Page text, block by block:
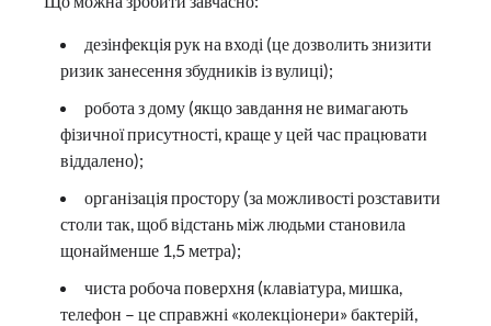
дезінфекція рук на вході (це дозволить знизити
ризик занесення збудників із вулиці);
робота з дому (якщо завдання не вимагають
фізичної присутності, краще у цей час працювати
віддалено);
організація простору (за можливості розставити
столи так, щоб відстань між людьми становила
щонайменше 1,5 метра);
чиста робоча поверхня (клавіатура, мишка,
телефон – це справжні «колекціонери» бактерій,